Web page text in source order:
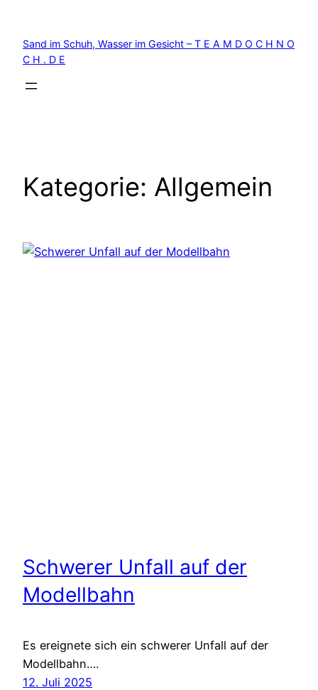
springen
Sand im Schuh, Wasser im Gesicht – T E A M D O C H N O
C H . D E
Kategorie: Allgemein
Schwerer Unfall auf der
Modellbahn
Es ereignete sich ein schwerer Unfall auf der
Modellbahn….
12. Juli 2025